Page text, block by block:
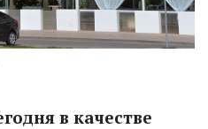
в качестве